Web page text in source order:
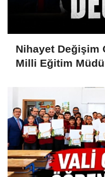
Nihayet Değişim
Milli Eğitim